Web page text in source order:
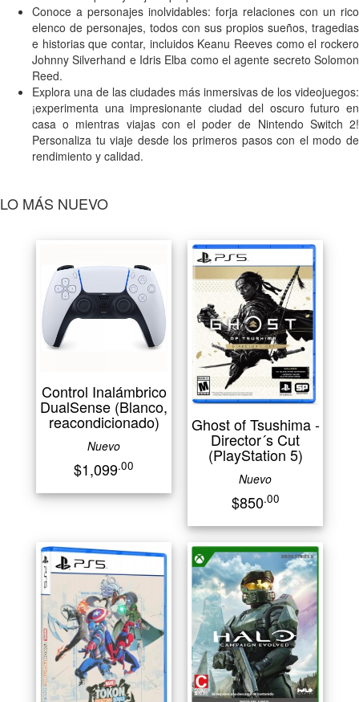
Conoce a personajes inolvidables: forja relaciones con un rico
elenco de personajes, todos con sus propios sueños, tragedias
e historias que contar, incluidos Keanu Reeves como el rockero
Johnny Silverhand e Idris Elba como el agente secreto Solomon
Reed.
Explora una de las ciudades más inmersivas de los videojuegos:
¡experimenta una impresionante ciudad del oscuro futuro en
casa o mientras viajas con el poder de Nintendo Switch 2!
Personaliza tu viaje desde los primeros pasos con el modo de
rendimiento y calidad.
LO MÁS NUEVO
Control Inalámbrico
DualSense (Blanco,
reacondicionado)
Nuevo
$1,099.00
Ghost of Tsushima -
Director´s Cut
(PlayStation 5)
Nuevo
$850.00